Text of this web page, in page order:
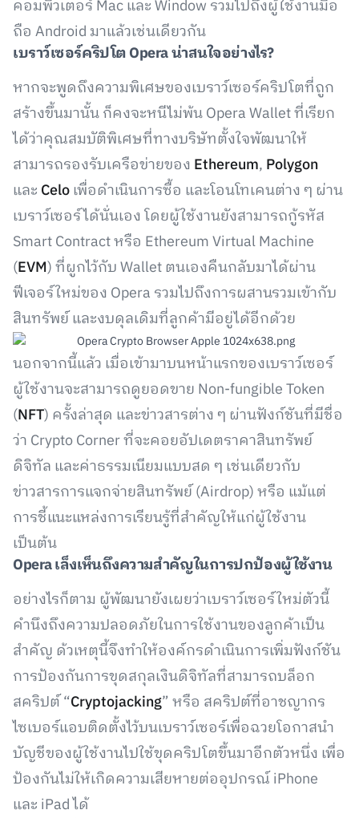
คอมพิวเตอร์ Mac และ Window รวมไปถึงผู้ใช้งานมือ
ถือ Android มาแล้วเช่นเดียวกัน
เบราว์เซอร์คริปโต Opera น่าสนใจอย่างไร?
หากจะพูดถึงความพิเศษของเบราว์เซอร์คริปโตที่ถูก
สร้างขึ้นมานั้น ก็คงจะหนีไม่พ้น Opera Wallet ที่เรียก
ได้ว่าคุณสมบัติพิเศษที่ทางบริษัทตั้งใจพัฒนาให้
สามารถรองรับเครือข่ายของ Ethereum, Polygon
และ Celoเพื่อดำเนินการซื้อ และโอนโทเคนต่าง ๆ ผ่าน
เบราว์เซอร์ได้นั่นเอง โดยผู้ใช้งานยังสามารถกู้รหัส
Smart Contract หรือ Ethereum Virtual Machine
(EVM) ที่ผูกไว้กับ Wallet ตนเองคืนกลับมาได้ผ่าน
ฟีเจอร์ใหม่ของ Opera รวมไปถึงการผสานรวมเข้ากับ
สินทรัพย์ และงบดุลเดิมที่ลูกค้ามีอยู่ได้อีกด้วย
นอกจากนี้แล้ว เมื่อเข้ามาบนหน้าแรกของเบราว์เซอร์
ผู้ใช้งานจะสามารถดูยอดขาย Non-fungible Token
(NFT) ครั้งล่าสุด และข่าวสารต่าง ๆ ผ่านฟังก์ชันที่มีชื่อ
ว่า Crypto Corner ที่จะคอยอัปเดตราคาสินทรัพย์
ดิจิทัล และค่าธรรมเนียมแบบสด ๆ เช่นเดียวกับ
ข่าวสารการแจกจ่ายสินทรัพย์ (Airdrop) หรือ แม้แต่
การชี้แนะแหล่งการเรียนรู้ที่สำคัญให้แก่ผู้ใช้งาน
เป็นต้น
Operaเล็งเห็นถึงความสำคัญในการปกป้องผู้ใช้งาน
อย่างไรก็ตาม ผู้พัฒนายังเผยว่าเบราว์เซอร์ใหม่ตัวนี้
คำนึงถึงความปลอดภัยในการใช้งานของลูกค้าเป็น
สำคัญ ด้วเหตุนี้จึงทำให้องค์กรดำเนินการเพิ่มฟังก์ชัน
การป้องกันการขุดสกุลเงินดิจิทัลที่สามารถบล็อก
สคริปต์ “Cryptojacking” หรือ สคริปต์ที่อาชญากร
ไซเบอร์แอบติดตั้งไว้บนเบราว์เซอร์เพื่อฉวยโอกาสนำ
บัญชีของผู้ใช้งานไปใช้ขุดคริปโตขึ้นมาอีกตัวหนึ่ง เพื่อ
ป้องกันไม่ให้เกิดความเสียหายต่ออุปกรณ์ iPhone
และ iPad ได้